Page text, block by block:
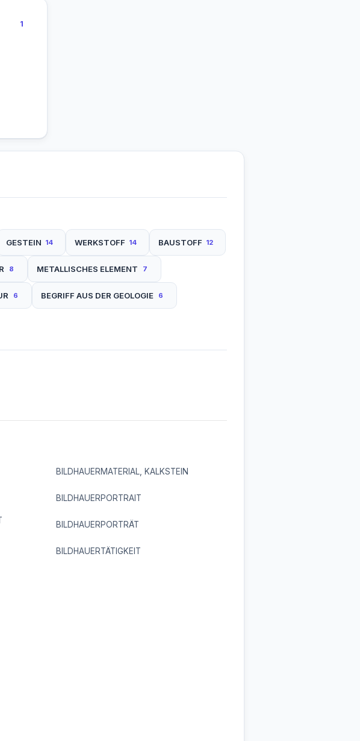
1
GESTEIN 14 WERKSTOFF 14 BAUSTOFF 12
8 METALLISCHES ELEMENT 7
6 BEGRIFF AUS DER GEOLOGIE 6
BILDHAUERMATERIAL, KALKSTEIN
BILDHAUERPORTRAIT
BILDHAUERPORTRÄT
BILDHAUERTÄTIGKEIT